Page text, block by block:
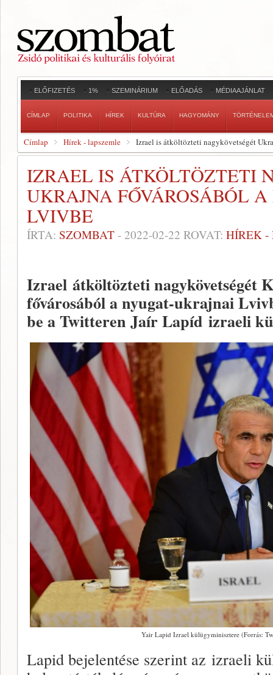
ELŐFIZETÉS 1% SZEMINÁRIUM ELŐADÁS MÉDIAAJÁNLAT
CÍMLAP POLITIKA HÍREK KULTÚRA HAGYOMÁNY
Címlap Hírek - lapszemle Izrael is átköltözteti nagykövetségét
IZRAEL IS ÁTKÖLTÖZTETI
UKRAJNA FŐVÁROSÁBÓL
LVIVBE
ÍRTA: SZOMBAT - 2022-02-22 ROVAT: HÍREK -
Izrael átköltözteti nagykövetségét
fővárosából a nyugat-ukrajnai
be a Twitteren Jaír Lapíd izraeli
Yair Lapid Izrael külügyminisztere (Forrás:
Lapid bejelentése szerint az izraeli